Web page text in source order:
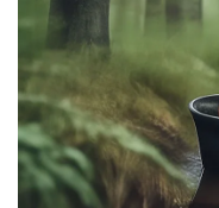
ചൈനയ്ക്ക്
പാകിസ്താന്റെ
സൈന്യം ആദ്യം
നിരീക്ഷണം.
വെല്ലുവിളി.